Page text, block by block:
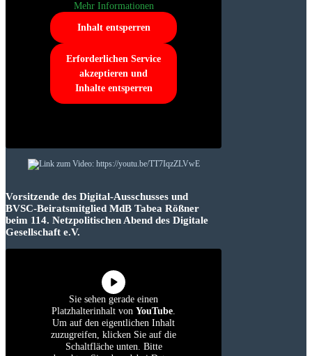
Mehr Informationen
Inhalt entsperren
Erforderlichen Service
akzeptieren und
Inhalte entsperren
Vorsitzende des Digital-Ausschusses und
BVSC-Beiratsmitglied MdB Tabea Rößner
beim 114. Netzpolitischen Abend des Digitale
Gesellschaft e.V.
Sie sehen gerade einen
Platzhalterinhalt von YouTube.
Um auf den eigentlichen Inhalt
zuzugreifen, klicken Sie auf die
Schaltfläche unten. Bitte